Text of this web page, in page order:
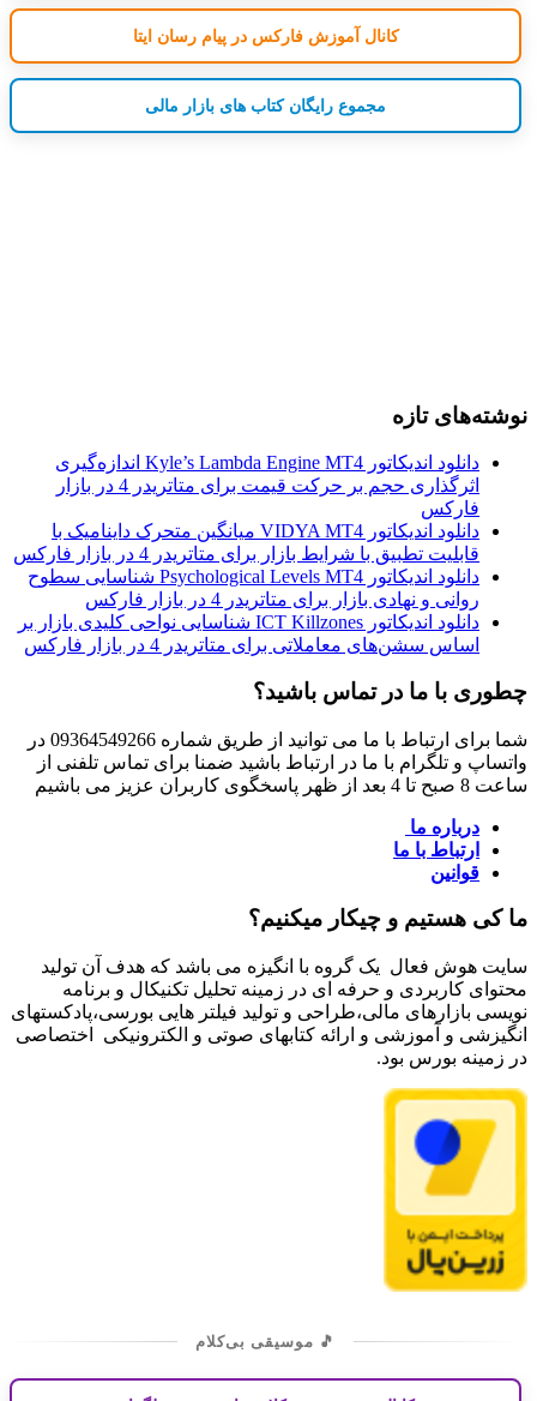
کانال آموزش فارکس در پیام رسان ایتا
مجموع رایگان کتاب های بازار مالی
نوشته‌های تازه
دانلود اندیکاتور Kyle’s Lambda Engine MT4 اندازه‌گیری
اثرگذاری حجم بر حرکت قیمت برای متاتریدر 4 در بازار
فارکس
دانلود اندیکاتور VIDYA MT4 میانگین متحرک داینامیک با
قابلیت تطبیق با شرایط بازار برای متاتریدر 4 در بازار فارکس
دانلود اندیکاتور Psychological Levels MT4 شناسایی سطوح
روانی و نهادی بازار برای متاتریدر 4 در بازار فارکس
دانلود اندیکاتور ICT Killzones شناسایی نواحی کلیدی بازار بر
اساس سشن‌های معاملاتی برای متاتریدر 4 در بازار فارکس
چطوری با ما در تماس باشید؟
شما برای ارتباط با ما می توانید از طریق شماره 09364549266 در
واتساپ و تلگرام با ما در ارتباط باشید ضمنا برای تماس تلفنی از
ساعت 8 صبح تا 4 بعد از ظهر پاسخگوی کاربران عزیز می باشیم
درباره ما
ارتباط با ما
قوانین
ما کی هستیم و چیکار میکنیم؟
سایت هوش فعال یک گروه با انگیزه می باشد که هدف آن تولید
محتوای کاربردی و حرفه ای در زمینه تحلیل تکنیکال و برنامه
نویسی بازارهای مالی،طراحی و تولید فیلتر هایی بورسی،پادکستهای
انگیزشی و آموزشی و ارائه کتابهای صوتی و الکترونیکی اختصاصی
در زمینه بورس بود.
🎵 موسیقی بی‌کلام